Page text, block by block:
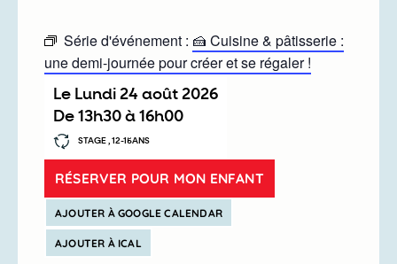
Série d'événement : 🍰 Cuisine & pâtisserie :
une demi-journée pour créer et se régaler !
Le
lundi 24 août 2026
De 13h30à 16h00
STAGE , 12-15ANS
RÉSERVER POUR MON ENFANT
AJOUTER À GOOGLE CALENDAR
AJOUTER À ICAL